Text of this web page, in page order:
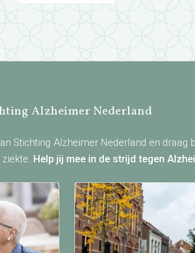
Alzheimer Nederland
Stichting Alzheimer Nederland en draag
Help jij mee in de strijd tegen